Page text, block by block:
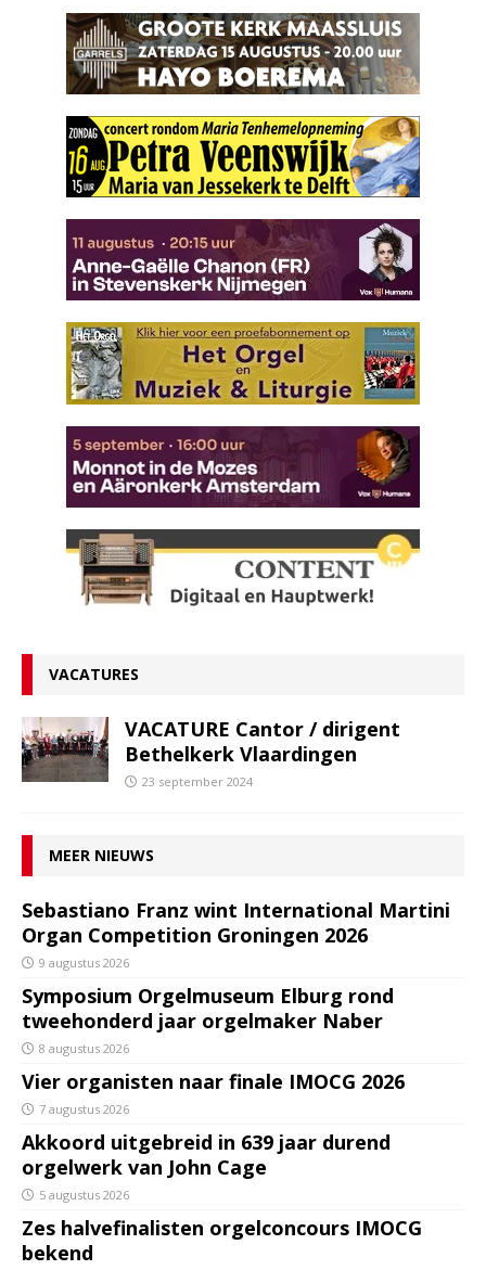
VACATURES
VACATURE Cantor / dirigent
Bethelkerk Vlaardingen
23 september 2024
MEER NIEUWS
Sebastiano Franz wint International Martini
Organ Competition Groningen 2026
9 augustus 2026
Symposium Orgelmuseum Elburg rond
tweehonderd jaar orgelmaker Naber
8 augustus 2026
Vier organisten naar finale IMOCG 2026
7 augustus 2026
Akkoord uitgebreid in 639 jaar durend
orgelwerk van John Cage
5 augustus 2026
Zes halvefinalisten orgelconcours IMOCG
bekend